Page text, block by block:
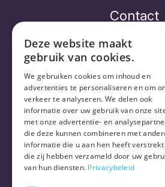
Contact
Vorthex
2220 Heist-op-
+32 (0) 490 21
Deze website maakt
gebruik van cookies.
We gebruiken cookies om inhoud en
advertenties te personaliseren en om
verkeer te analyseren. We delen ook
informatie over uw gebruik van onze
met onze advertentie- en
die deze kunnen combineren met
informatie die u aan hen heeft
die zij hebben verzameld door uw
van hun diensten. Privacybeleid